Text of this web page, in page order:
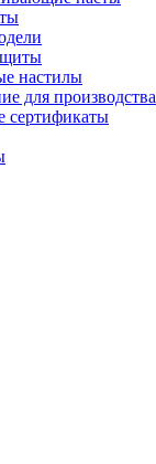
настилы
для производства
сертификаты